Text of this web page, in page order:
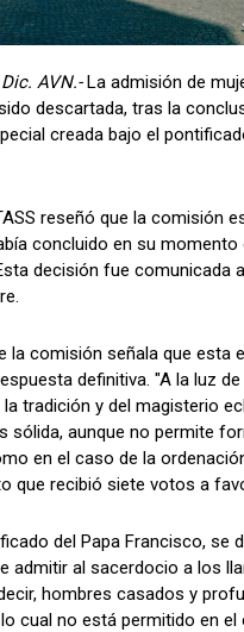
AVN.-La admisión de
descartada, tras la
creada bajo el
reseñó que la comisión
concluido en su
decisión fue comunicada
la comisión señala que esta
definitiva. "A la luz de
la tradición y del magisterio
sólida, aunque no permite
en el caso de la
que recibió siete votos a
del Papa Francisco, se
admitir al sacerdocio a los
hombres casados y
cual no está permitido en el